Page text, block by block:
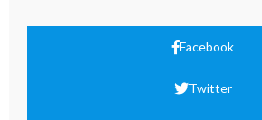
Facebook
Twitter